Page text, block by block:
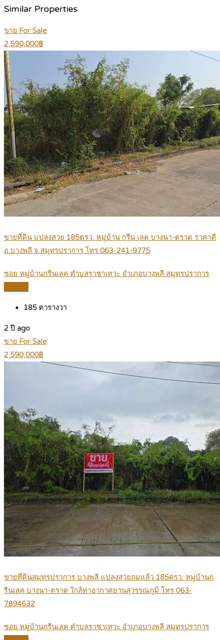
Similar Properties
ขาย For Sale
2,590,000฿
ขายที่ดิน แปลงสวย 185ตรว. หมู่บ้าน กรีน เลค บางนา-ตราด ราคาดี
อ.บางพลี จ.สมุทรปราการ โทร 063-241-9775
ซอย หมู่บ้านกรีนเลค ตำบลราชาเทวะ อำเภอบางพลี สมุทรปราการ
185 ตารางวา
2 ปี ago
ขาย For Sale
2,590,000฿
ขายที่ดินสมุทรปราการ บางพลี แปลงสวยถมแล้ว 185ตรว. หมู่บ้านก
รีนเลค บางนา-ตราด ใกล้ท่าอากาศยานสุวรรณภูมิ โทร 063-
7894632
ซอย หมู่บ้านกรีนเลค ตำบลราชาเทวะ อำเภอบางพลี สมุทรปราการ